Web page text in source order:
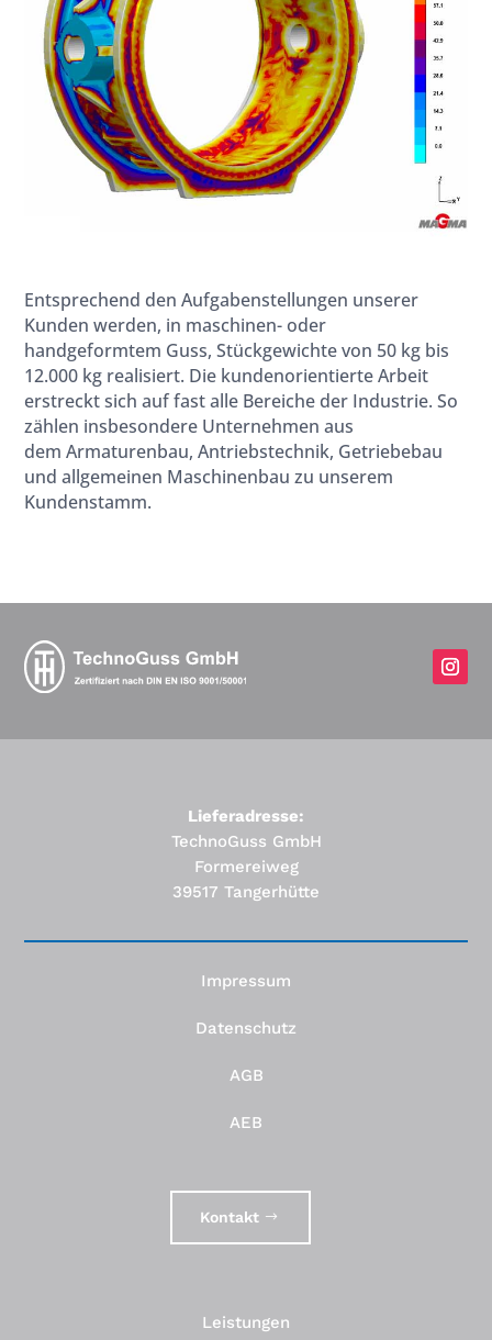
Entsprechend den Aufgabenstellungen unserer
Kunden werden, in maschinen- oder
handgeformtem Guss, Stückgewichte von 50 kg bis
12.000 kg realisiert. Die kundenorientierte Arbeit
erstreckt sich auf fast alle Bereiche der Industrie. So
zählen insbesondere Unternehmen aus
dem Armaturenbau, Antriebstechnik, Getriebebau
und allgemeinen Maschinenbau zu unserem
Kundenstamm.
Lieferadresse:
TechnoGuss GmbH
Formereiweg
39517 Tangerhütte
Impressum
Datenschutz
AGB
AEB
Kontakt
Leistungen